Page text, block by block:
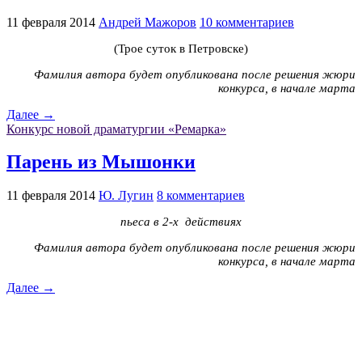
11 февраля 2014 Андрей Мажоров 10 комментариев
(Трое суток в Петровске)
Фамилия автора будет опубликована после решения жюри
конкурса, в начале марта
Далее →
Конкурс новой драматургии «Ремарка»
Парень из Мышонки
11 февраля 2014 Ю. Лугин 8 комментариев
пьеса в 2-х действиях
Фамилия автора будет опубликована после решения жюри
конкурса, в начале марта
Далее →